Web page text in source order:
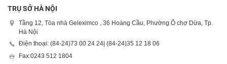
TRỤ SỞ HÀ NỘI
Tầng 12, Tòa nhà Geleximco , 36 Hoàng Cầu, Phường Ô chợ Dừa, Tp.
Hà Nội
Điện thoại: (84-24)73 00 24 24| (84-24)35 12 18 06
Fax:0243 512 1804